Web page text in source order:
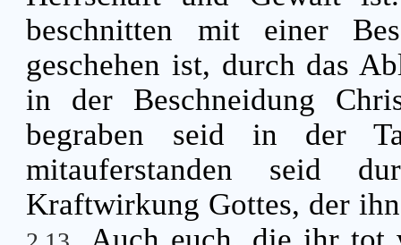
beschnitten mit einer
geschehen ist, durch das
in der Beschneidung
begraben seid in der
mitauferstanden seid
Kraftwirkung Gottes, der